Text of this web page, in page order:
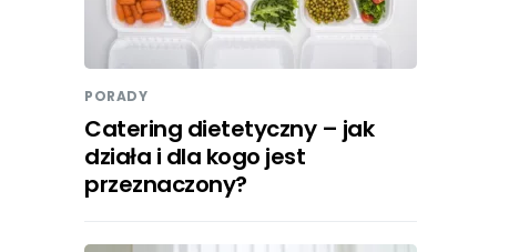
PORADY
Catering dietetyczny – jak
działa i dla kogo jest
przeznaczony?